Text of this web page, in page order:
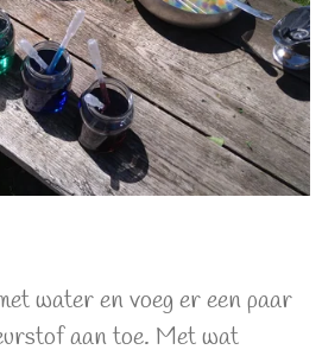
water en voeg er een paar
aan toe. Met wat